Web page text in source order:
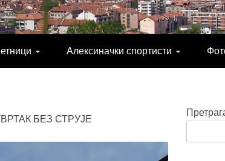
ИМЕНИК,
Алексиначки спортисти
БЕЗ СТРУЈЕ